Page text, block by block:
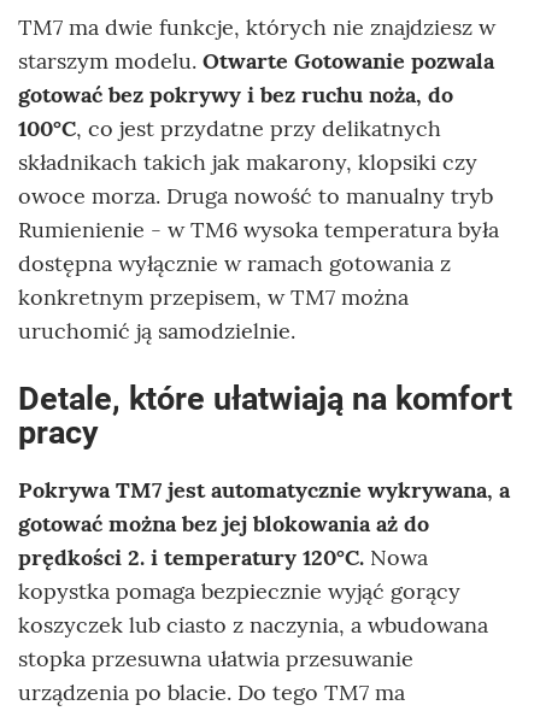
TM7 ma dwie funkcje, których nie znajdziesz w
starszym modelu. Otwarte Gotowanie pozwala
gotować bez pokrywy i bez ruchu noża, do
100°C, co jest przydatne przy delikatnych
składnikach takich jak makarony, klopsiki czy
owoce morza. Druga nowość to manualny tryb
Rumienienie - w TM6 wysoka temperatura była
dostępna wyłącznie w ramach gotowania z
konkretnym przepisem, w TM7 można
uruchomić ją samodzielnie.
Detale, które ułatwiają na komfort
pracy
Pokrywa TM7 jest automatycznie wykrywana, a
gotować można bez jej blokowania aż do
prędkości 2. i temperatury 120°C. Nowa
kopystka pomaga bezpiecznie wyjąć gorący
koszyczek lub ciasto z naczynia, a wbudowana
stopka przesuwna ułatwia przesuwanie
urządzenia po blacie. Do tego TM7 ma